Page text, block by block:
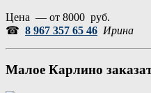
Цена — от 8000 руб.
☎ 8 967 357 65 46 Ирина
Малое Карлино